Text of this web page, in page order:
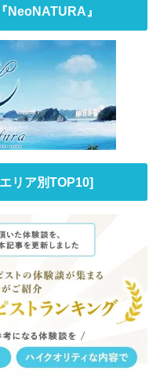
NeoNATURA』
リア別TOP10]